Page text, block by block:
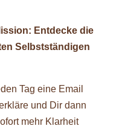
Entdecke die
Selbstständigen
Tag eine Email
und Dir dann
mehr Klarheit